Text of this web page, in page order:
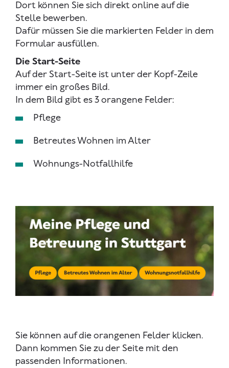
Dort können Sie sich direkt online auf die
Stelle bewerben.
Dafür müssen Sie die markierten Felder in dem
Formular ausfüllen.
Die Start-Seite
Auf der Start-Seite ist unter der Kopf-Zeile
immer ein großes Bild.
In dem Bild gibt es 3 orangene Felder:
Pflege
Betreutes Wohnen im Alter
Wohnungs-Notfallhilfe
Sie können auf die orangenen Felder klicken.
Dann kommen Sie zu der Seite mit den
passenden Informationen.